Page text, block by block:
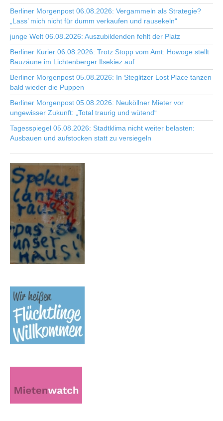
Berliner Morgenpost 06.08.2026: Vergammeln als Strategie?
„Lass’ mich nicht für dumm verkaufen und rausekeln“
junge Welt 06.08.2026: Auszubildenden fehlt der Platz
Berliner Kurier 06.08.2026: Trotz Stopp vom Amt: Howoge stellt
Bauzäune im Lichtenberger Ilsekiez auf
Berliner Morgenpost 05.08.2026: In Steglitzer Lost Place tanzen
bald wieder die Puppen
Berliner Morgenpost 05.08.2026: Neuköllner Mieter vor
ungewisser Zukunft: „Total traurig und wütend“
Tagesspiegel 05.08.2026: Stadtklima nicht weiter belasten:
Ausbauen und aufstocken statt zu versiegeln